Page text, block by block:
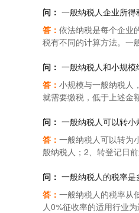
问： 一般纳税人企业所得
答： 依法纳税是每个企业
税有不同的计算方法。一
的税率缴纳企业所得税。
境内范围的内资企业或者
生产经营所得以及其他所
为：应交所得税=收入总
所得税税率；3、所得税
需要重点扶持的高新技术
式应交所得税=不含税收
额x所得税税率；=(不含
问： 一般纳税人和小规模
答： 小规模与一般纳税人
就需要缴税，低于上述金
销售额在100万元以上的
可以认定为一般纳税人，
模纳税人;反之，为一般
(一)从事货物生产或者提
增值税销售额(以下简称
元以下的。本条第一款所
的比重在50%以上。
问： 一般纳税人可以转
答： 一般纳税人可以转为
般纳税人；2、转登记日
和国增值税暂行条例》第
规模纳税人会计核算健全
纳税额。
问： 一般纳税人的税率是
答： 一般纳税人的税率从
人0%征收率的适用行业